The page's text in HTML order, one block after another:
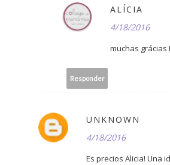
ALÍCIA
4/18/2016
muchas grácias
Responder
UNKNOWN
4/18/2016
Es precios Alicia! Una